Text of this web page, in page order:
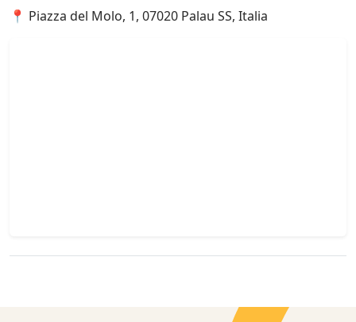
📍 Piazza del Molo, 1, 07020 Palau SS, Italia